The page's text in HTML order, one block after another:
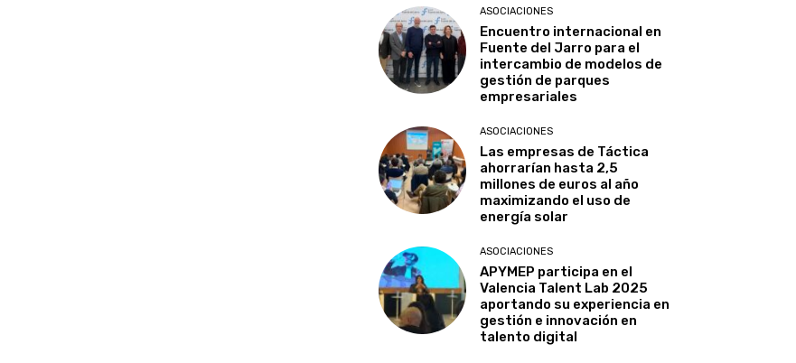
ASOCIACIONES
Encuentro internacional en
Fuente del Jarro para el
intercambio de modelos de
gestión de parques
empresariales
ASOCIACIONES
Las empresas de Táctica
ahorrarían hasta 2,5
millones de euros al año
maximizando el uso de
energía solar
ASOCIACIONES
APYMEP participa en el
Valencia Talent Lab 2025
aportando su experiencia en
gestión e innovación en
talento digital